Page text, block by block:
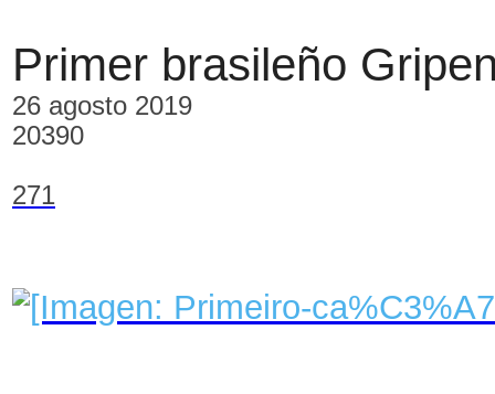
Primer brasileño
26 agosto 2019
20390
271